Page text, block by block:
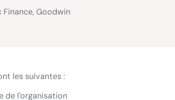
Goodwin
les suivantes :
de l'organisation